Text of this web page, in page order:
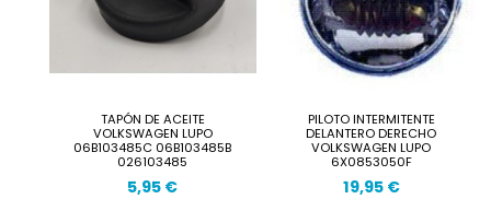
TAPÓN DE ACEITE
VOLKSWAGEN LUPO
06B103485C 06B103485B
026103485
5,95 €
PILOTO INTERMITENTE
DELANTERO DERECHO
VOLKSWAGEN LUPO
6X0853050F
19,95 €